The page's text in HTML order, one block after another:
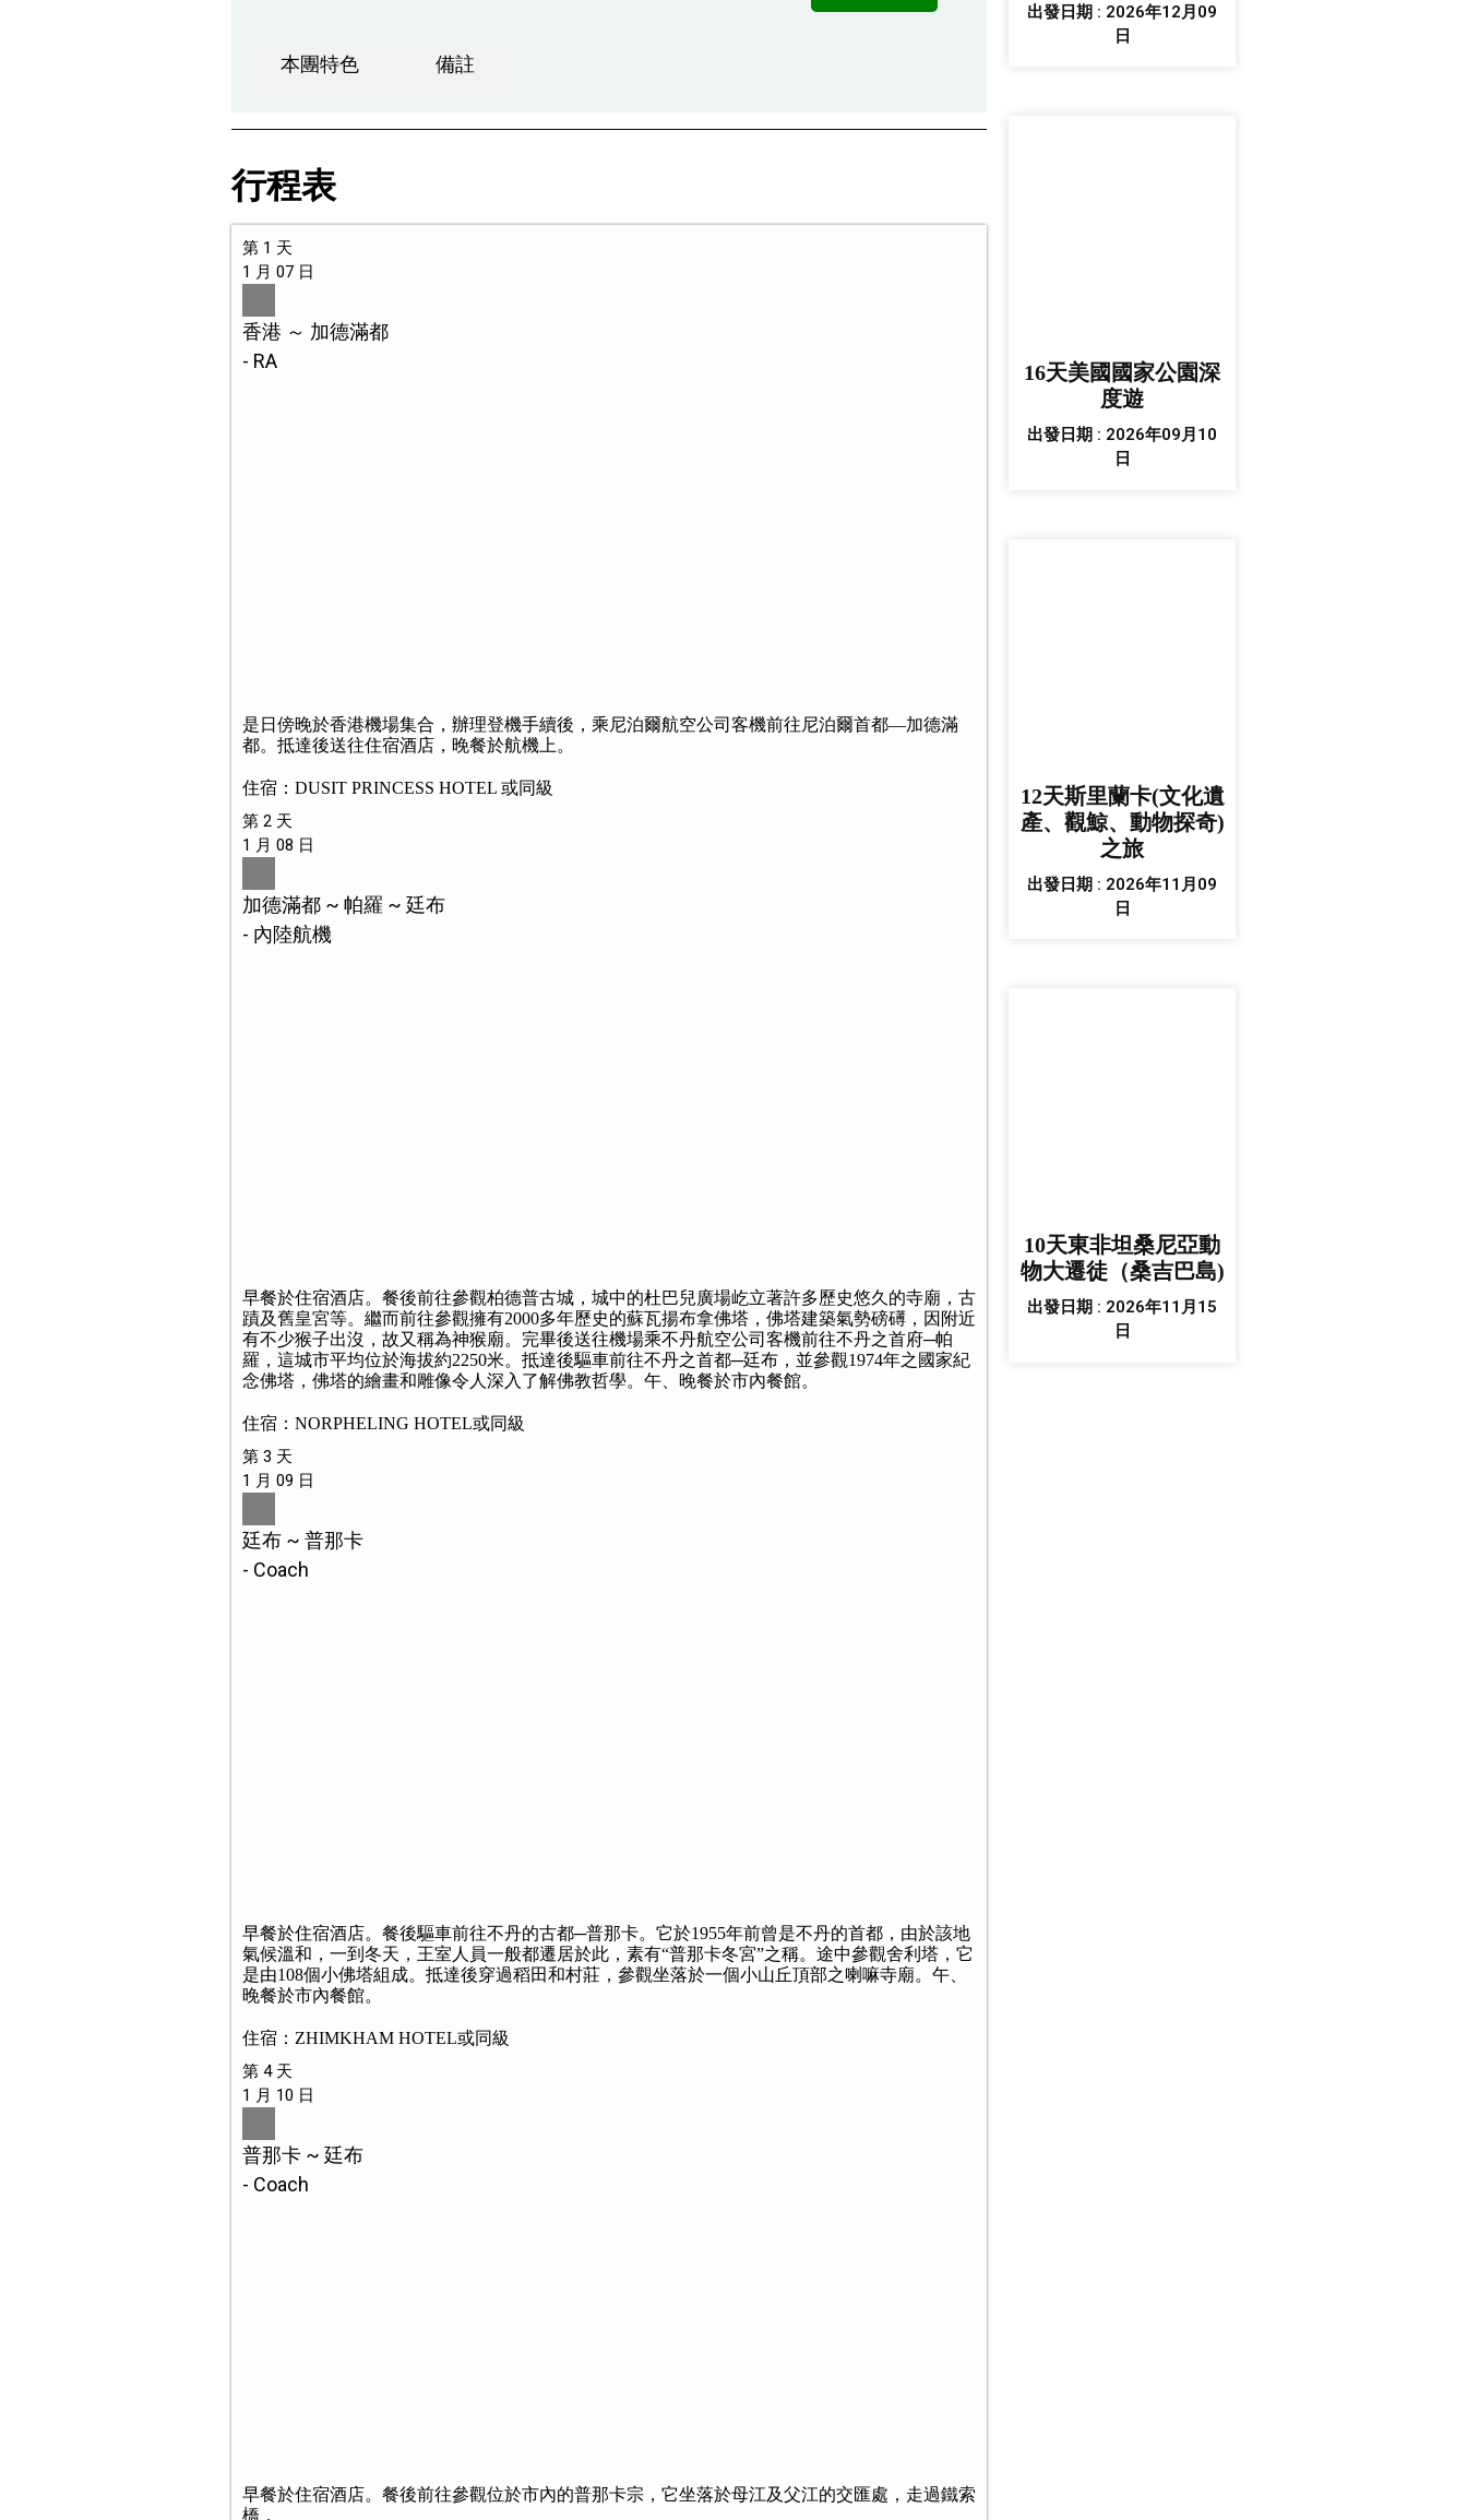
本團特色 備註
行程表
第 1 天
1 月 07 日
香港 ～ 加德滿都
- RA
是日傍晚於香港機場集合，辦理登機手續後，乘尼泊爾航空公司客機前往尼泊爾首都—加德滿
都。抵達後送往住宿酒店，晚餐於航機上。
住宿：DUSIT PRINCESS HOTEL 或同級
第 2 天
1 月 08 日
加德滿都 ~ 帕羅 ~ 廷布
- 內陸航機
早餐於住宿酒店。餐後前往參觀柏德普古城，城中的杜巴兒廣場屹立著許多歷史悠久的寺廟，古
蹟及舊皇宮等。繼而前往參觀擁有2000多年歷史的蘇瓦揚布拿佛塔，佛塔建築氣勢磅礡，因附近
有不少猴子出沒，故又稱為神猴廟。完畢後送往機場乘不丹航空公司客機前往不丹之首府─帕
羅，這城市平均位於海拔約2250米。抵達後驅車前往不丹之首都─廷布，並參觀1974年之國家紀
念佛塔，佛塔的繪畫和雕像令人深入了解佛教哲學。午、晚餐於市內餐館。
住宿：NORPHELING HOTEL或同級
第 3 天
1 月 09 日
廷布 ~ 普那卡
- Coach
早餐於住宿酒店。餐後驅車前往不丹的古都─普那卡。它於1955年前曾是不丹的首都，由於該地
氣候溫和，一到冬天，王室人員一般都遷居於此，素有“普那卡冬宮”之稱。途中參觀舍利塔，它
是由108個小佛塔組成。抵達後穿過稻田和村莊，參觀坐落於一個小山丘頂部之喇嘛寺廟。午、
晚餐於市內餐館。
住宿：ZHIMKHAM HOTEL或同級
第 4 天
1 月 10 日
普那卡 ~ 廷布
- Coach
早餐於住宿酒店。餐後前往參觀位於市內的普那卡宗，它坐落於母江及父江的交匯處，走過鐵索
橋，
出發日期 : 2026年12月09
日
16天美國國家公園深
度遊
出發日期 : 2026年09月10
日
12天斯里蘭卡(文化遺
產、觀鯨、動物探奇)
之旅
出發日期 : 2026年11月09
日
10天東非坦桑尼亞動
物大遷徒（桑吉巴島)
出發日期 : 2026年11月15
日